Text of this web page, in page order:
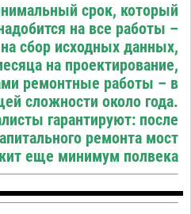
срок, который
на все работы –
сбор исходных данных,
на проектирование,
ремонтные работы – в
сложности около года.
гарантируют: после
ремонта мост
еще минимум полвека